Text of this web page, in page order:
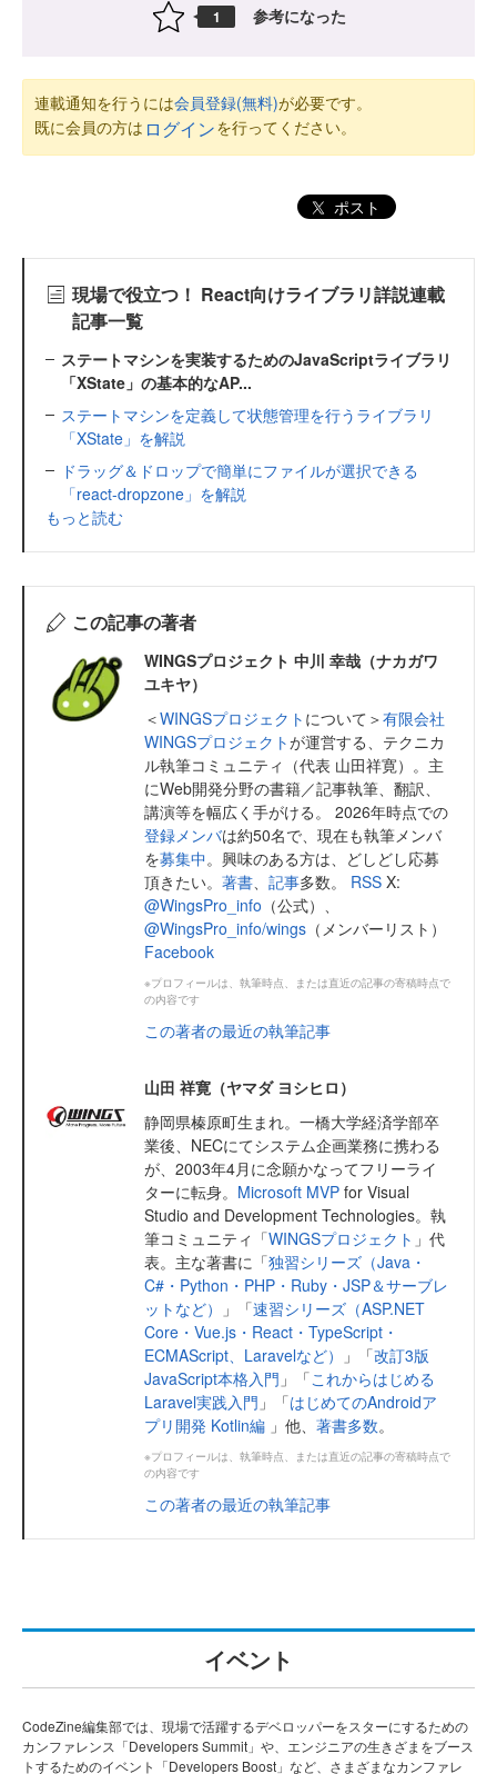
1 参考になった
連載通知を行うには会員登録(無料)が必要です。
既に会員の方は ログインを行ってください。
ポスト
現場で役立つ！ React向けライブラリ詳説連載
記事一覧
ステートマシンを実装するためのJavaScriptライブラリ
「XState」の基本的なAP...
ステートマシンを定義して状態管理を行うライブラリ
「XState」を解説
ドラッグ＆ドロップで簡単にファイルが選択できる
「react-dropzone」を解説
もっと読む
この記事の著者
WINGSプロジェクト 中川 幸哉（ナカガワ
ユキヤ）
＜WINGSプロジェクト について＞有限会社
WINGSプロジェクトが運営する、テクニカ
ル執筆コミュニティ（代表 山田祥寛）。主
にWeb開発分野の書籍／記事執筆、翻訳、
講演等を幅広く手がける。 2026年時点での
登録メンバは約50名で、現在も執筆メンバ
を募集中。興味のある方は、どしどし応募
頂きたい。 著書 記事多数。 RSS X:
@WingsPro_info （公式）、
@WingsPro_info/wings （メンバーリスト）
Facebook
※プロフィールは、執筆時点、または直近の記事の寄稿時点で
の内容です
この著者の最近の執筆記事
山田 祥寛（ヤマダ ヨシヒロ）
静岡県榛原町生まれ。一橋大学経済学部卒
業後、NECにてシステム企画業務に携わる
が、2003年4月に念願かなってフリーライ
ターに転身。 Microsoft MVP for Visual
Studio and Development Technologies。執
筆コミュニティ「WINGSプロジェクト 」代
表。主な著書に「独習シリーズ（Java・
C#・Python・PHP・Ruby・JSP＆サーブレ
ットなど）
」「速習シリーズ（ASP.NET
Core・Vue.js・React・TypeScript・
ECMAScript、Laravelなど）
」「改訂3版
JavaScript本格入門 」「これからはじめる
Laravel実践入門 」「はじめてのAndroidア
プリ開発 Kotlin編 」他、 著書多数。
※プロフィールは、執筆時点、または直近の記事の寄稿時点で
の内容です
この著者の最近の執筆記事
イベント
CodeZine編集部では、現場で活躍するデベロッパーをスターにするための
カンファレンス「Developers Summit」や、エンジニアの生きざまをブース
トするためのイベント「Developers Boost」など、さまざまなカンファレ